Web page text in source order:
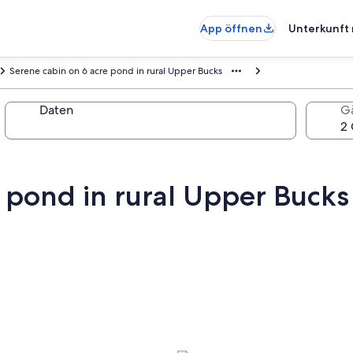
App öffnen
Unterkunft
Serene cabin on 6 acre pond in rural Upper Bucks
Daten
in rural Upper Bucks